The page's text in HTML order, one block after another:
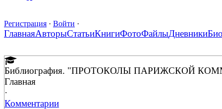
Регистрация · Войти ·
ГлавнаяАвторыСтатьиКнигиФотоФайлыДневники
Библиография. "ПРОТОКОЛЫ ПАРИЖСКОЙ
Главная
·
Комментарии